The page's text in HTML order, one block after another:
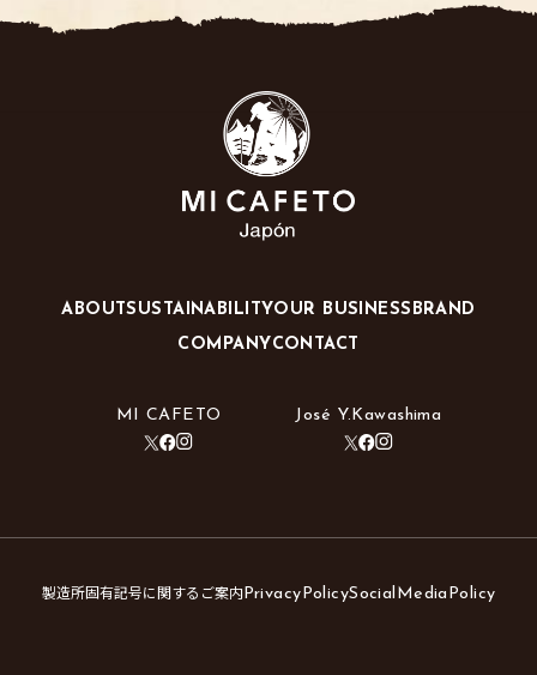
ABOUTSUSTAINABILITYOUR BUSINESS BRAND
COMPANYCONTACT
MI CAFETO José Y.Kawashima
製造所固有記号に関するご案内PrivacyPolicySocialMediaPolicy